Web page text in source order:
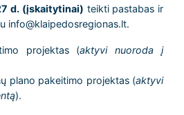
d. (įskaitytinai) teikti pastabas ir
info@klaipedosregionas.lt.
projektas (aktyvi nuoroda į
plano pakeitimo projektas (aktyvi
).